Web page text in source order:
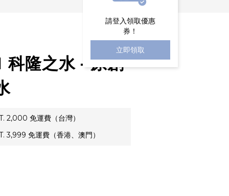
請登入領取優惠
券！
立即領取
科隆之水 - 原創
2,000 免運費（台灣）
3,999 免運費（香港、澳門）